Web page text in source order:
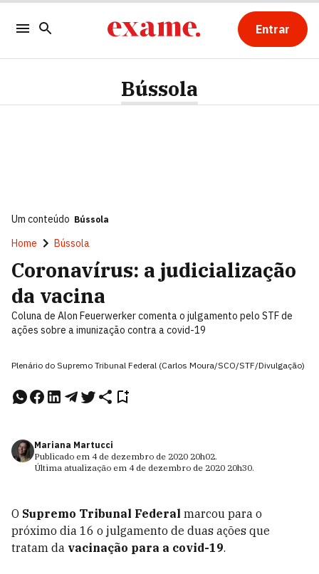
Entrar
Bússola
Um conteúdo Bússola
Home Bússola
Coronavírus: a judicialização
da vacina
Coluna de Alon Feuerwerker comenta o julgamento pelo STF de
ações sobre a imunização contra a covid-19
Plenário do Supremo Tribunal Federal (Carlos Moura/SCO/STF/Divulgação)
Mariana Martucci
Publicado em 4 de dezembro de 2020 20h02.
Última atualização em 4 de dezembro de 2020 20h30.
O Supremo Tribunal Federal marcou para o
próximo dia 16 o julgamento de duas ações que
tratam da vacinação para a covid-19.